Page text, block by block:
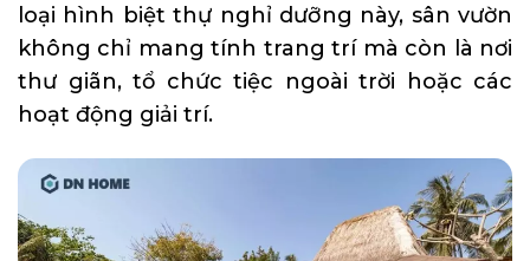
loại hình biệt thự nghỉ dưỡng này, sân vườn
không chỉ mang tính trang trí mà còn là nơi
thư giãn, tổ chức tiệc ngoài trời hoặc các
hoạt động giải trí.